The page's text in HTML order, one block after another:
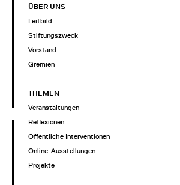
ÜBER UNS
Leitbild
Stiftungszweck
Vorstand
Gremien
THEMEN
Veranstaltungen
Reflexionen
Öffentliche Interventionen
Online-Ausstellungen
Projekte